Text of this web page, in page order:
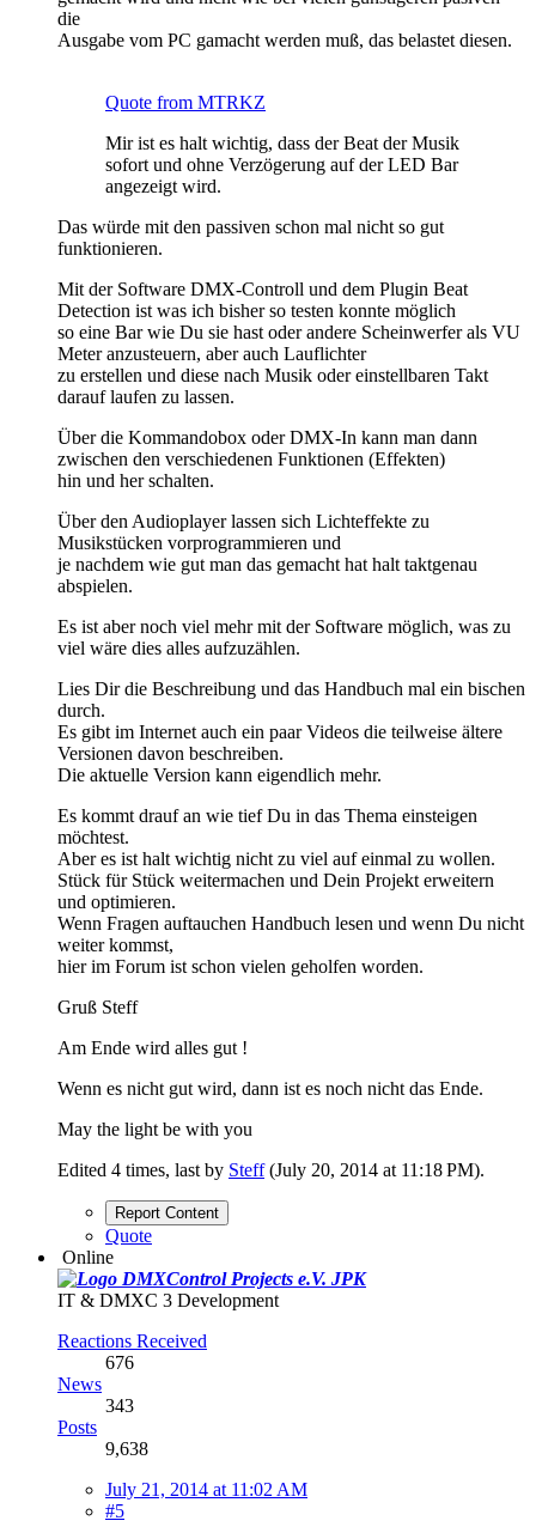
die
Ausgabe vom PC gamacht werden muß, das belastet diesen.
Quote from MTRKZ
Mir ist es halt wichtig, dass der Beat der Musik
sofort und ohne Verzögerung auf der LED Bar
angezeigt wird.
Das würde mit den passiven schon mal nicht so gut
funktionieren.
Mit der Software DMX-Controll und dem Plugin Beat
Detection ist was ich bisher so testen konnte möglich
so eine Bar wie Du sie hast oder andere Scheinwerfer als VU
Meter anzusteuern, aber auch Lauflichter
zu erstellen und diese nach Musik oder einstellbaren Takt
darauf laufen zu lassen.
Über die Kommandobox oder DMX-In kann man dann
zwischen den verschiedenen Funktionen (Effekten)
hin und her schalten.
Über den Audioplayer lassen sich Lichteffekte zu
Musikstücken vorprogrammieren und
je nachdem wie gut man das gemacht hat halt taktgenau
abspielen.
Es ist aber noch viel mehr mit der Software möglich, was zu
viel wäre dies alles aufzuzählen.
Lies Dir die Beschreibung und das Handbuch mal ein bischen
durch.
Es gibt im Internet auch ein paar Videos die teilweise ältere
Versionen davon beschreiben.
Die aktuelle Version kann eigendlich mehr.
Es kommt drauf an wie tief Du in das Thema einsteigen
möchtest.
Aber es ist halt wichtig nicht zu viel auf einmal zu wollen.
Stück für Stück weitermachen und Dein Projekt erweitern
und optimieren.
Wenn Fragen auftauchen Handbuch lesen und wenn Du nicht
weiter kommst,
hier im Forum ist schon vielen geholfen worden.
Gruß Steff
Am Ende wird alles gut !
Wenn es nicht gut wird, dann ist es noch nicht das Ende.
May the light be with you
Edited 4 times, last by Steff(July 20, 2014 at 11:18 PM).
Report Content
Quote
Online
JPK
IT & DMXC 3 Development
Reactions Received
676
News
343
Posts
9,638
July 21, 2014 at 11:02 AM
#5